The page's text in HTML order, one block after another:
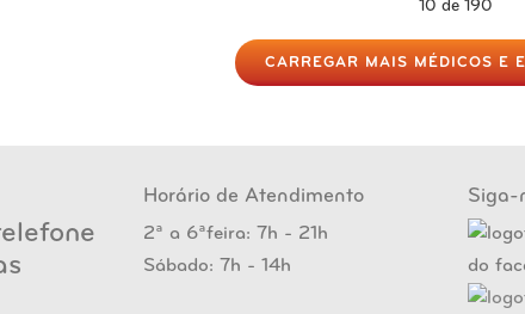
10 de 190
CARREGAR MAIS MÉDICOS E
Horário de Atendimento
2ª a 6ªfeira: 7h - 21h
Sábado: 7h - 14h
Siga-